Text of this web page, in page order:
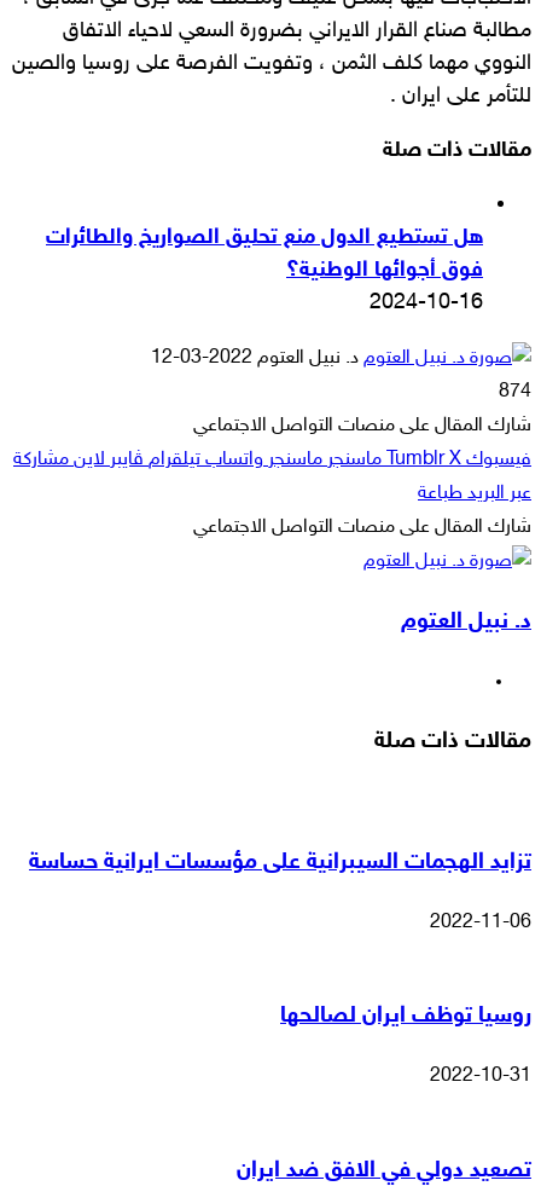
مطالبة صناع القرار الايراني بضرورة السعي لاحياء الاتفاق
النووي مهما كلف الثمن ، وتفويت الفرصة على روسيا والصين
للتأمر على ايران .
مقالات ذات صلة
هل تستطيع الدول منع تحليق الصواريخ والطائرات
فوق أجوائها الوطنية؟
2024-10-16
د. نبيل العتوم أرسل
إلكترونيا
2022-03-12
874
شارك المقال على منصات التواصل الاجتماعي
فيسبوك ‫X ماسنجر ماسنجر واتساب تيلقرام ڤايبر لاين مشاركة
عبر البريد طباعة
شارك المقال على منصات التواصل الاجتماعي
فيسبوك
‫X
ماسنجر
ماسنجر
واتساب
تيلقرام
ڤايبر
لاين
مشاركة
البريد
طباعة
د. نبيل العتوم
مقالات ذات صلة
تزايد الهجمات السيبرانية على مؤسسات ايرانية حساسة
2022-11-06
روسيا توظف ايران لصالحها
2022-10-31
تصعيد دولي في الافق ضد ايران